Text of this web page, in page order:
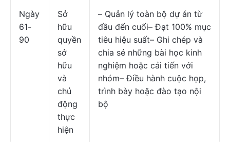
Ngày
61-
90
Sở
hữu
quyền
sở
hữu
và
chủ
động
thực
hiện
– Quản lý toàn bộ dự án từ
đầu đến cuối– Đạt 100% mục
tiêu hiệu suất– Ghi chép và
chia sẻ những bài học kinh
nghiệm hoặc cải tiến với
nhóm– Điều hành cuộc họp,
trình bày hoặc đào tạo nội
bộ